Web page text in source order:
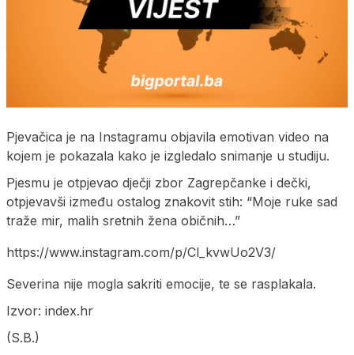
Pjevačica je na Instagramu objavila emotivan video na
kojem je pokazala kako je izgledalo snimanje u studiju.
Pjesmu je otpjevao dječji zbor Zagrepčanke i dečki,
otpjevavši između ostalog znakovit stih: “Moje ruke sad
traže mir, malih sretnih žena običnih…”
https://www.instagram.com/p/Cl_kvwUo2V3/
Severina nije mogla sakriti emocije, te se rasplakala.
Izvor: index.hr
(S.B.)